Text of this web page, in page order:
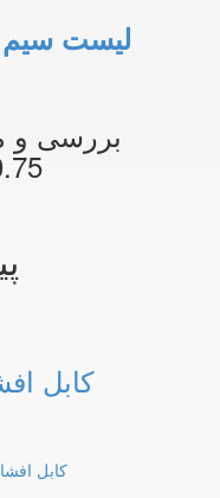
لیست سیم
بررسی و
0.75 ×2 البرز
کابل افشان 10*5